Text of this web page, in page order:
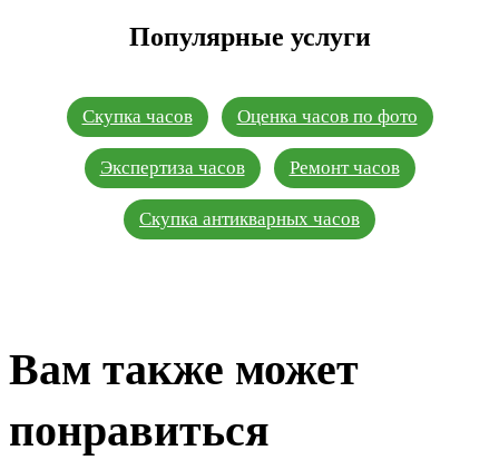
Популярные услуги
Скупка часов Оценка часов по фото
Экспертиза часов Ремонт часов
Скупка антикварных часов
Вам также может
понравиться